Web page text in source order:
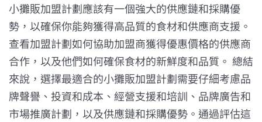
小攤販加盟計劃應該有一個強大的供應鏈和採購優
勢，以確保你能夠獲得高品質的食材和供應商支援。
查看加盟計劃如何協助加盟商獲得優惠價格的供應商
合作，以及他們如何確保食材的新鮮度和品質。 總結
來說，選擇最適合的小攤販加盟計劃需要仔細考慮品
牌聲譽、投資和成本、經營支援和培訓、品牌廣告和
市場推廣計劃，以及供應鏈和採購優勢。通過評估這